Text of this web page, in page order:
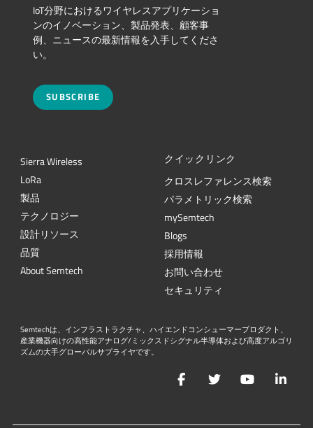
IoT分野におけるワイヤレスアプリケーショ
ンのイノベーション、製品発表、顧客事
例、ニュースの最新情報を入手してくださ
い。
SUBSCRIBE
Sierra Wireless
LoRa
製品
テクノロジー
設計リソース
品質
About Semtech
クイックリンク
クロスレファレンス検索
パラメトリック検索
mySemtech
Blogs
採用情報
お問い合わせ
セキュリティ
Semtechは、インフラストラクチャ、ハイエンドコンシューマープロダクト、
産業機器向けの高性能アナログ/ミックスドシグナル半導体および高度アルゴリ
ズムの大手グローバルサプライヤです。
FacebookTwitterYouTube